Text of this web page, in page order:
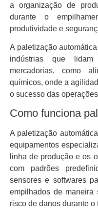
a organização de
durante o
produtividade e
A paletização
indústrias que
mercadorias, como
químicos, onde a
o sucesso das
Como funciona
A paletização
equipamentos
linha de produção e os
com padrões
sensores e softwares
empilhados de maneira
risco de danos durante o